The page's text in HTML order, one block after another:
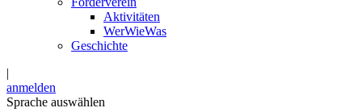
Aktivitäten
WerWieWas
Geschichte
|
anmelden
Sprache auswählen